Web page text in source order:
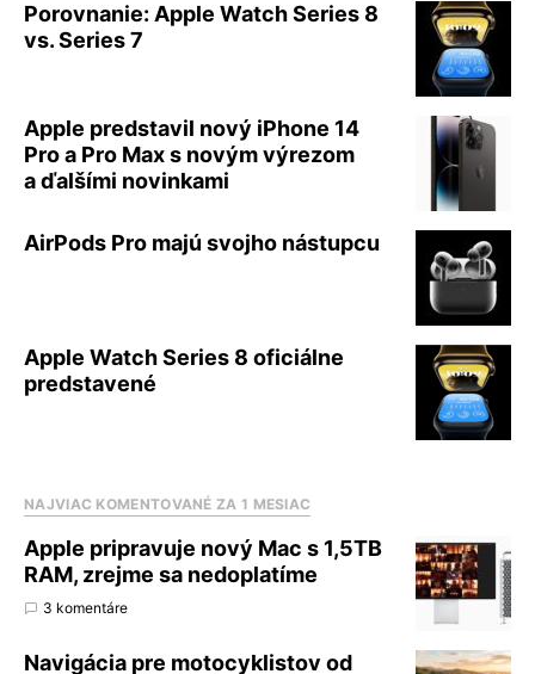
Porovnanie: Apple Watch Series 8
vs. Series 7
Apple predstavil nový iPhone 14
Pro a Pro Max s novým výrezom
a ďalšími novinkami
AirPods Pro majú svojho nástupcu
Apple Watch Series 8 oficiálne
predstavené
NAJVIAC KOMENTOVANÉ ZA 1 MESIAC
Apple pripravuje nový Mac s 1,5TB
RAM, zrejme sa nedoplatíme
3 komentáre
Navigácia pre motocyklistov od